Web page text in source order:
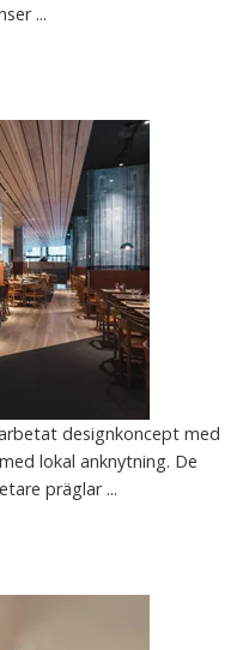
...
designkoncept med
lokal anknytning. De
präglar ...